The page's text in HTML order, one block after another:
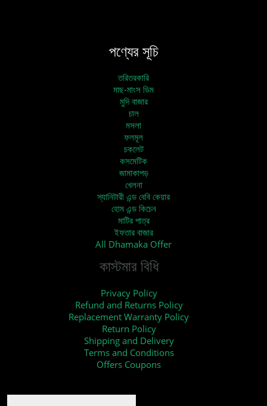
পণ্যের সূচি
তরিতরকারি
মাছ-মাংস ডিম
মুদি বাজার
চাল
মসলা
ফলমূল
চকলেট
কসমেটিক
জামাকাপড়
খেলনা
স্যানিটারী এন্ড বেবি কেয়ার
হোম এন্ড কিচেন
মাটির পাত্র
ইফতার বাজার
All Dhamaka Offer
কাস্টমার বিধি
Privacy Policy
Refund and Returns Policy
Replacement Warranty Policy
Return Policy
Shipping and Delivery
Terms and Conditions
Offers Coupons